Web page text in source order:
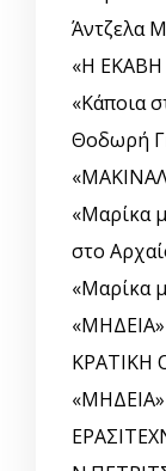
Άντζελα
«Η
«Κάποια
Θοδωρή
«Μαρίκα
στο
«Μαρίκα
ΚΡΑΤΙΚΗ